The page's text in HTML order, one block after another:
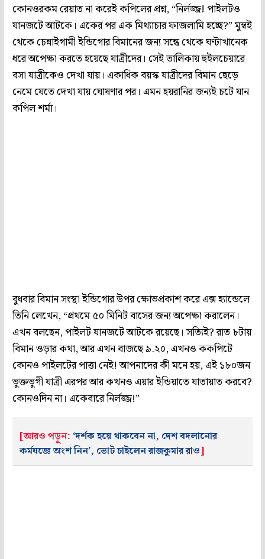
কোনওরকম রেয়াত না করেই কপিলের প্রশ্ন, “নির্লজ্জ! পাইলটও
যানজটে আটকে। একের পর এক মিথ্যাচার ফাজলামি হচ্ছে?” মুম্বই
থেকে চেন্নাইগামী ইন্ডিগোর বিমানের জন্য সন্ধে থেকে ঘণ্টাখানেক
ধরে অপেক্ষা করতে হয়েছে যাত্রীদের। সেই তালিকায় হুইলচেয়ারে
বসা যাত্রীকেও দেখা যায়। একাধিক বয়স্ক যাত্রীদের বিমান ছেড়ে
নেমে যেতে দেখা যায় ঘোষণার পর। এমন হয়রানির জন্যই চটে যান
কপিল শর্মা।
বুধবার বিমান সংস্থা ইন্ডিগোর উপর ক্ষোভপ্রকাশ করে এক্স হ্যান্ডেলে
তিনি লেখেন, “প্রথমে ৫০ মিনিট বাসের জন্য অপেক্ষা করালেন।
এখন বলছেন, পাইলট যানজটে আটকে রয়েছে। সত্যিই? রাত ৮টায়
বিমান ওড়ার কথা, আর এখন বাজছে ৯.২০, এখনও ককপিটে
কোনও পাইলটের পাত্তা নেই! আপনাদের কী মনে হয়, এই ১৮০জন
ভুক্তভুগী যাত্রী এরপর আর কখনও এয়ার ইন্ডিয়াতে যাতায়াত করবে?
কোনওদিন না। একেবারে নির্লজ্জ!”
[আরও পড়ুন: ‘দর্শক হয়ে থাকবেন না, দেশ বদলানোর
কর্মযজ্ঞে অংশ নিন’, ভোট চাইলেন রাজকুমার রাও]